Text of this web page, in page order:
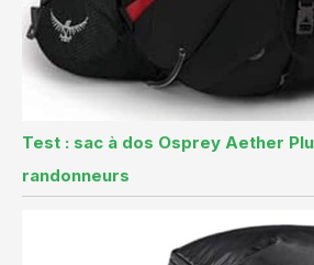
Test : sac à dos Osprey Aether
randonneurs